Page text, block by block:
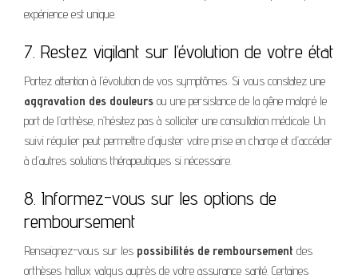
expérience est unique.
7. Restez vigilant sur l’évolution de votre état
Portez attention à l’évolution de vos symptômes. Si vous constatez une
aggravation des douleurs ou une persistance de la gêne malgré le
port de l’orthèse, n’hésitez pas à solliciter une consultation médicale. Un
suivi régulier peut permettre d’ajuster votre prise en charge et d’accéder
à d’autres solutions thérapeutiques si nécessaire.
8. Informez-vous sur les options de
remboursement
Renseignez-vous sur les possibilités de remboursement des
orthèses hallux valgus auprès de votre assurance santé. Certaines